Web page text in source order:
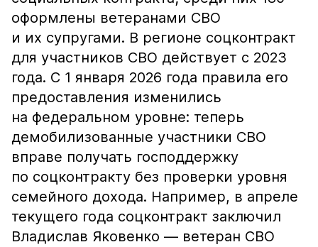
оформлены ветеранами СВО
и их супругами. В регионе соцконтракт
для участников СВО действует с 2023
года. С 1 января 2026 года правила его
предоставления изменились
на федеральном уровне: теперь
демобилизованные участники СВО
вправе получать господдержку
по соцконтракту без проверки уровня
семейного дохода. Например, в апреле
текущего года соцконтракт заключил
Владислав Яковенко — ветеран СВО